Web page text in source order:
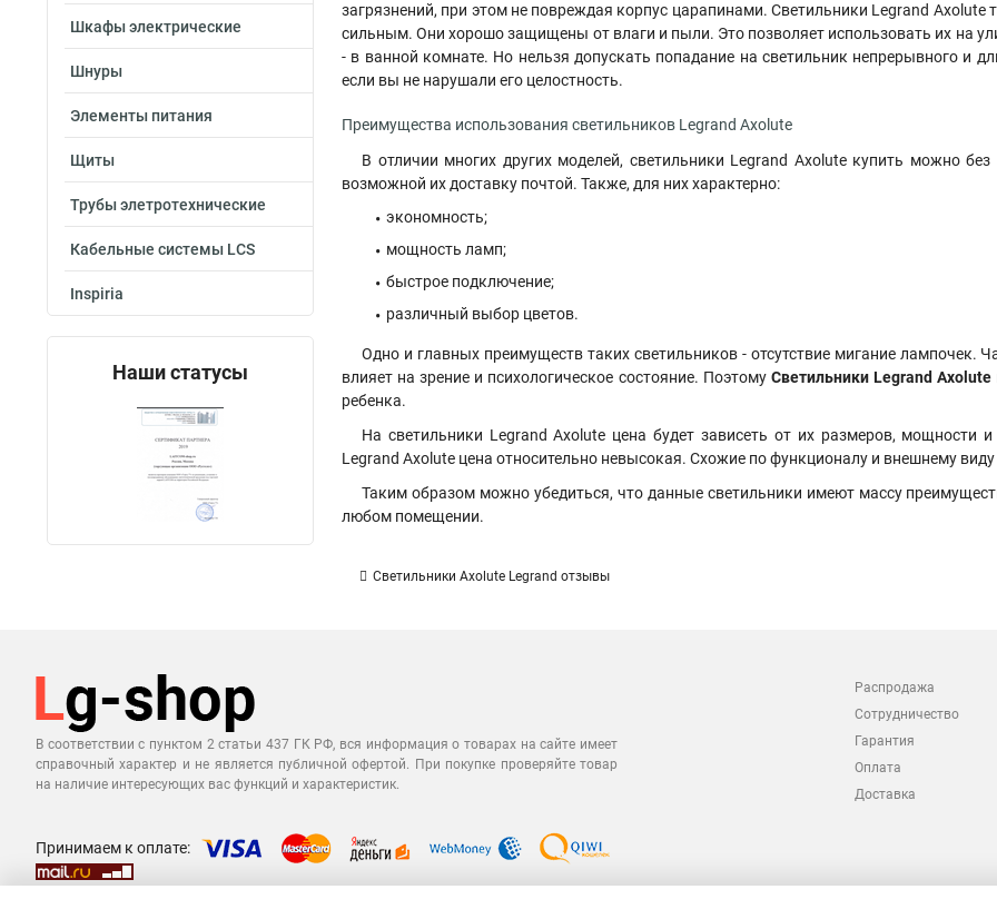
Шкафы электрические
Шнуры
Элементы питания
Щиты
Трубы элетротехнические
Кабельные системы LCS
Inspiria
Наши статусы
загрязнений, при этом не повреждая корпус царапинами. Светильники Legrand Axolute
сильным. Они хорошо защищены от влаги и пыли. Это позволяет использовать их на
- в ванной комнате. Но нельзя допускать попадание на светильник непрерывного и
если вы не нарушали его целостность.
Преимущества использования светильников Legrand Axolute
В отличии многих других моделей, светильники Legrand Axolute купить можно
возможной их доставку почтой. Также, для них характерно:
экономность;
мощность ламп;
быстрое подключение;
различный выбор цветов.
Одно и главных преимуществ таких светильников - отсутствие мигание лампочек.
влияет на зрение и психологическое состояние. Поэтому Светильники Legrand Axolute
ребенка.
На светильники Legrand Axolute цена будет зависеть от их размеров, мощности
Legrand Axolute цена относительно невысокая. Схожие по функционалу и внешнему
Таким образом можно убедиться, что данные светильники имеют массу
любом помещении.
Светильники Axolute Legrand отзывы
В соответствии с пунктом 2 статьи 437 ГК РФ, вся информация о товарах на сайте имеет
справочный характер и не является публичной офертой. При покупке проверяйте товар
на наличие интересующих вас функций и характеристик.
Распродажа
Сотрудничество
Гарантия
Оплата
Доставка
Принимаем к оплате: